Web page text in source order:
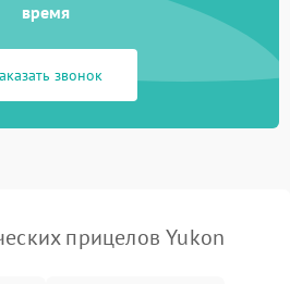
1000 ₽
время
звонок
прицелов Yukon